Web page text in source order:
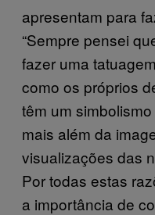
apresentam para
“Sempre pensei
fazer uma
como os próprios
têm um
mais além da
visualizações das
Por todas estas
a importância de